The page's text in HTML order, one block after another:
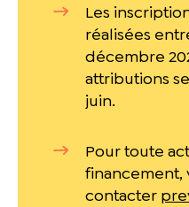
Les
réalisées
décembre
attributions
juin.
Pour toute
financement,
contacter